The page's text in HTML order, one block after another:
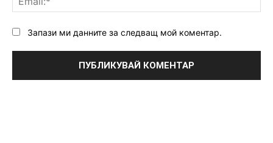
Запази ми данните за следващ мой коментар.